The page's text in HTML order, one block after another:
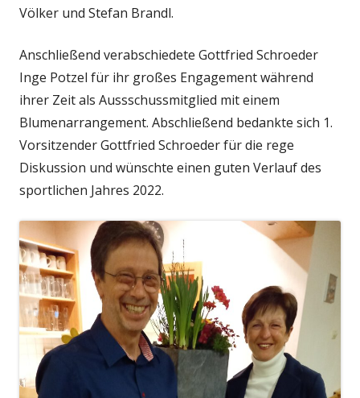
Völker und Stefan Brandl.
Anschließend verabschiedete Gottfried Schroeder
Inge Potzel für ihr großes Engagement während
ihrer Zeit als Aussschussmitglied mit einem
Blumenarrangement. Abschließend bedankte sich 1.
Vorsitzender Gottfried Schroeder für die rege
Diskussion und wünschte einen guten Verlauf des
sportlichen Jahres 2022.